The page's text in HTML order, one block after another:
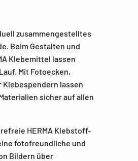
zusammengestelltes
Beim Gestalten und
Klebemittel lassen
Mit Fotoecken,
lassen
sicher auf allen
HERMA Klebstoff-
fotofreundliche und
Bildern über